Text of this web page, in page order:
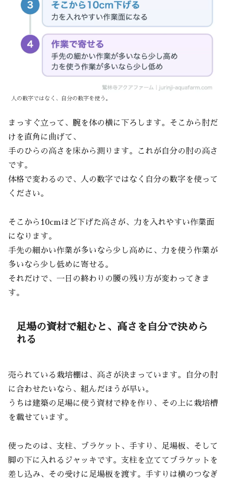
人の数字ではなく、自分の数字を使う。
まっすぐ立って、腕を体の横に下ろします。そこから肘だ
けを直角に曲げて、
手のひらの高さを床から測ります。これが自分の肘の高さ
です。
体格で変わるので、人の数字ではなく自分の数字を使って
ください。
そこから10cmほど下げた高さが、力を入れやすい作業面
になります。
手先の細かい作業が多いなら少し高めに、力を使う作業が
多いなら少し低めに寄せる。
それだけで、一日の終わりの腰の残り方が変わってきま
す。
足場の資材で組むと、高さを自分で決めら
れる
売られている栽培棚は、高さが決まっています。自分の肘
に合わせたいなら、組んだほうが早い。
うちは建築の足場に使う資材で枠を作り、その上に栽培槽
を載せています。
使ったのは、支柱、ブラケット、手すり、足場板、そして
脚の下に入れるジャッキです。支柱を立ててブラケットを
差し込み、その受けに足場板を渡す。手すりは横のつなぎ